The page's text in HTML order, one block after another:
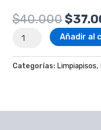
$40.000$
Añadir al
Categorías: Limpiapisos,